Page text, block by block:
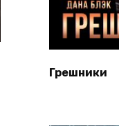
Грешники